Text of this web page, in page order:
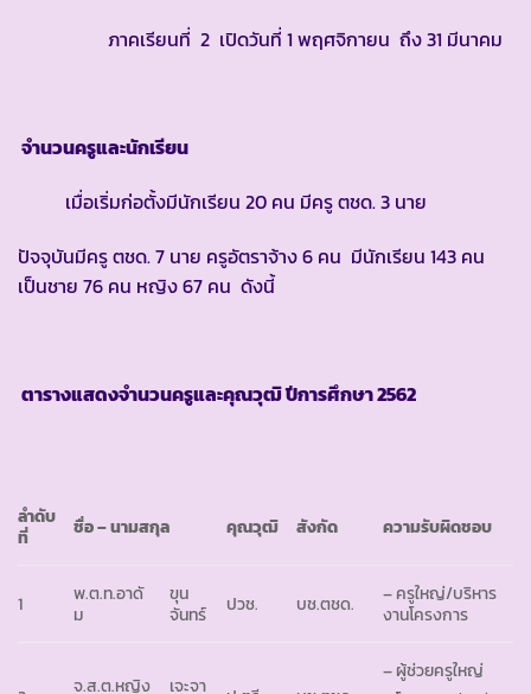
ภาคเรียนที่ 2 เปิดวันที่ 1 พฤศจิกายน ถึง 31 มีนาคม
จำนวนครูและนักเรียน
เมื่อเริ่มก่อตั้งมีนักเรียน 20 คน มีครู ตชด. 3 นาย
ปัจจุบันมีครู ตชด. 7 นาย ครูอัตราจ้าง 6 คน มีนักเรียน 143 คน
เป็นชาย 76 คน หญิง 67 คน ดังนี้
ตารางแสดงจำนวนครูและคุณวุฒิ ปีการศึกษา2562
ลำดับ
ที่
ชื่อ – นามสกุล คุณวุฒิ สังกัด ความรับผิดชอบ
1
พ.ต.ท.อาดั
ม
ขุน
จันทร์
ปวช. บช.ตชด.
– ครูใหญ่/บริหาร
งานโครงการ
จ.ส.ต.หญิง เจะจา
– ผู้ช่วยครูใหญ่